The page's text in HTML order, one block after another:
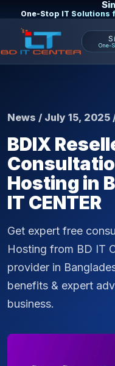
One-Stop IT Solutions
One-
News / July 15, 2025
BDIX
Hosting in
IT CENTER
Get expert free
Hosting from BD IT
provider in
benefits & expert
business.